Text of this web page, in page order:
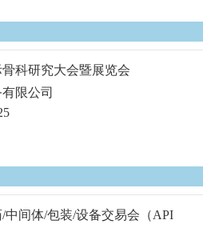
科研究大会暨展览会
限公司
中间体/包装/设备交易会（API